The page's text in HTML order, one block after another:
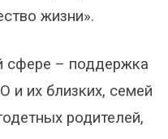
жизни».
сфере – поддержка
и их близких, семей
родителей,